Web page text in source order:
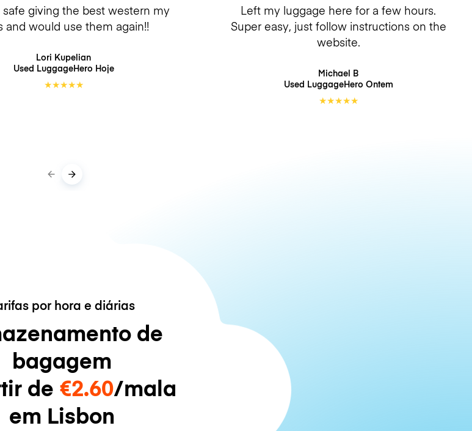
giving the best western my
and would use them again!!
Lori Kupelian
Used LuggageHero Hoje
★★★★★
Left my luggage here for a few hours.
Super easy, just follow instructions on the
website.
Michael B
Used LuggageHero Ontem
★★★★★
por hora e diárias
de
bagagem
de €2.60/mala
em Lisbon